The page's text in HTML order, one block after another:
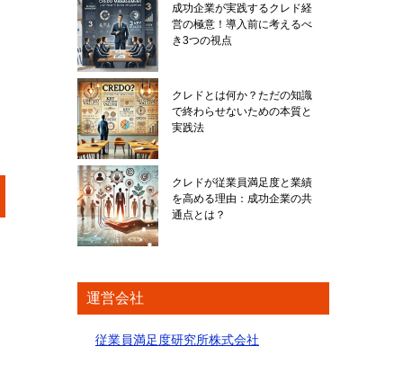
成功企業が実践するクレド経
営の極意！導入前に考えるべ
き3つの視点
クレドとは何か？ただの知識
で終わらせないための本質と
実践法
クレドが従業員満足度と業績
を高める理由：成功企業の共
通点とは？
運営会社
従業員満足度研究所株式会社